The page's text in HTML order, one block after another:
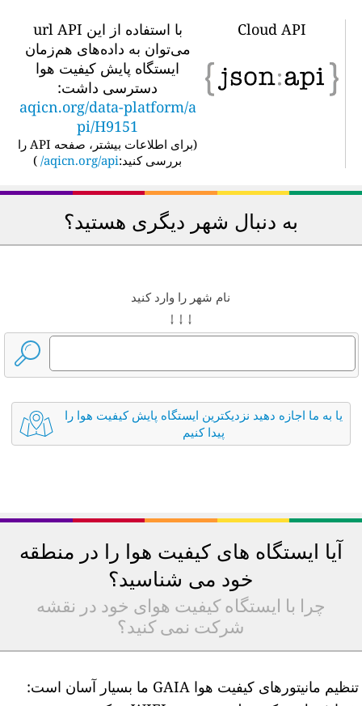
Cloud API
با استفاده از این url API
می‌توان به داده‌های هم‌زمان
ایستگاه پایش کیفیت هوا
دسترسی داشت:
aqicn.org/data-platform/a
pi/H9151
برای اطلاعات بیشتر، صفحه API را
بررسی کنید:aqicn.org/api/
)
به دنبال شهر دیگری هستید؟
نام شهر را وارد کنید
↓ ↓ ↓
یا به ما اجازه دهید نزدیکترین ایستگاه پایش کیفیت هوا را
پیدا کنیم
آیا ایستگاه های کیفیت هوا را در منطقه
خود می شناسید؟
چرا با ایستگاه کیفیت هوای خود در نقشه
شرکت نمی کنید؟
تنظیم مانیتورهای کیفیت هوا GAIA ما بسیار آسان است: